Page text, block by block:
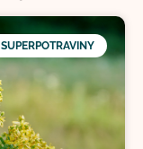
SUPERPOTRAVINY